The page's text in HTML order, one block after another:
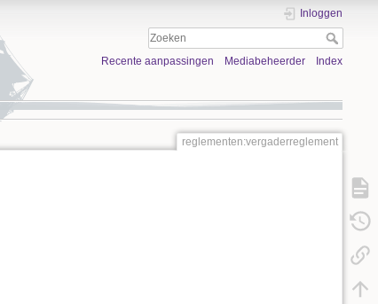
Inloggen
Recente aanpassingen Mediabeheerder Index
reglementen:vergaderreglement